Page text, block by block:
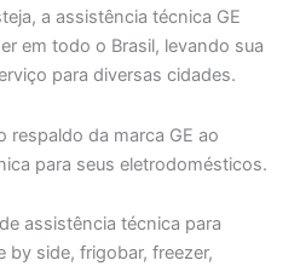
a assistência técnica GE
em todo o Brasil, levando sua
para diversas cidades.
respaldo da marca GE ao
para seus eletrodomésticos.
assistência técnica para
by side, frigobar, freezer,